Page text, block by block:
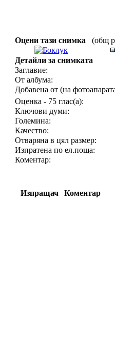
Оцени тази снимка
(общ
Детайли за снимката
Заглавие:
От албума:
Добавена от (на
Оценка - 75 глас(а):
Ключови думи:
Големина:
Качество:
Отваряна в цял размер:
Изпратена по ел.поща:
Коментар:
Изпращач Коментар